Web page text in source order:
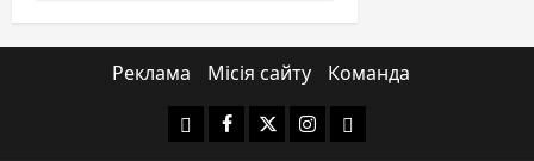
Реклама Місія сайту Команда
Yelp Facebook
TwitterInstagram
Email